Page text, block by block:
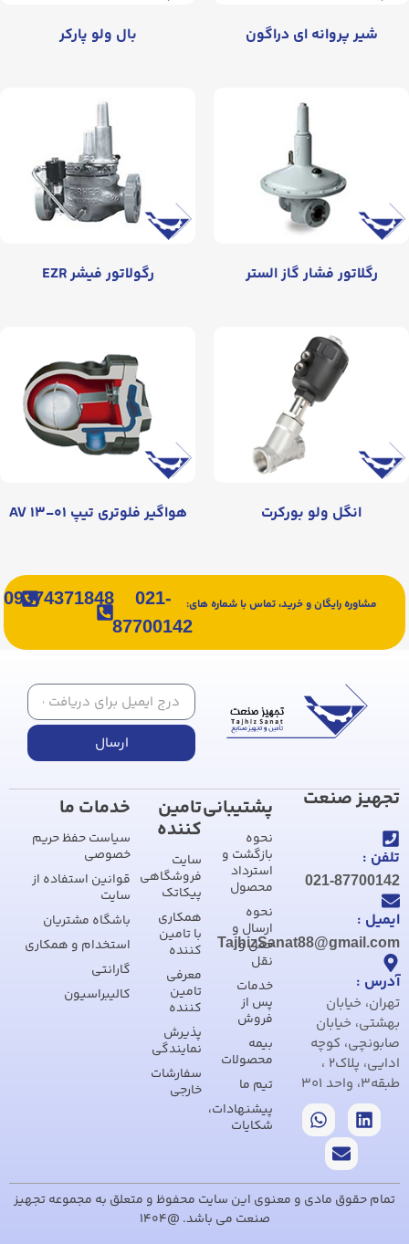
شیر پروانه‌ ای دراگون بال ولو پارکر
رگلاتور فشار گاز الستر رگولاتور فیشر EZR
انگل ولو بورکرت هواگیر فلوتری تیپ AV ۱۳-۰۱
مشاوره رایگان و خرید، تماس با شماره های:
021-
87700142
09374371848
ارسال
تجهیز صنعت
تلفن :
021-87700142
ایمیل :
TajhizSanat88@gmail.com
آدرس :
تهران، خیابان
بهشتی، خیابان
صابونچی، کوچه
ادایی، پلاک2 ،
طبقه3، واحد 301
پشتیبانی
نحوه
بازگشت و
استرداد
محصول
نحوه
ارسال و
حمل و
نقل
خدمات
پس از
فروش
بیمه
محصولات
تیم ما
پیشنهادات،
شکایات
تامین
کننده
سایت
فروشگاهی
پیکاتک
همکاری
با تامین
کننده
معرفی
تامین
کننده
پذیرش
نمایندگی
سفارشات
خارجی
خدمات ما
سیاست حفظ حریم
خصوصی
قوانین استفاده از
سایت
باشگاه مشتریان
استخدام و همکاری
گارانتی
کالیبراسیون
تمام حقوق مادی و معنوی این سایت محفوظ و متعلق به مجموعه تجهیز
صنعت می باشد. @1404